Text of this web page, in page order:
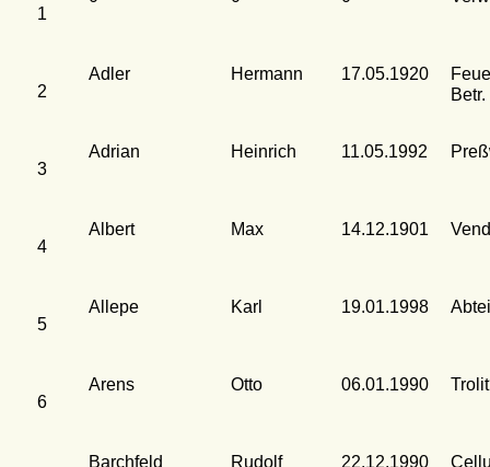
1
2
Adler Hermann 17.05.1920
Betr.
3
Adrian Heinrich 11.05.1992
4
Albert Max 14.12.1901
5
Allepe Karl 19.01.1998
6
Arens Otto 06.01.1990
Barchfeld Rudolf 22.12.1990